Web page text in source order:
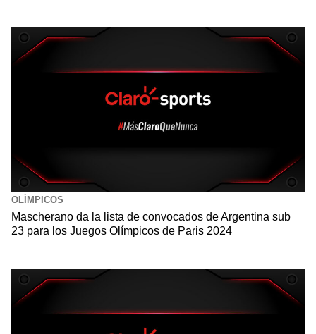
OLÍMPICOS
Mascherano da la lista de convocados de Argentina sub
23 para los Juegos Olímpicos de Paris 2024